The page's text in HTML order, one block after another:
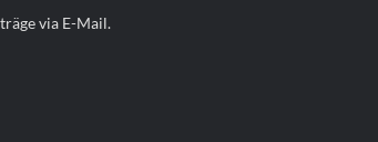
via E-Mail.